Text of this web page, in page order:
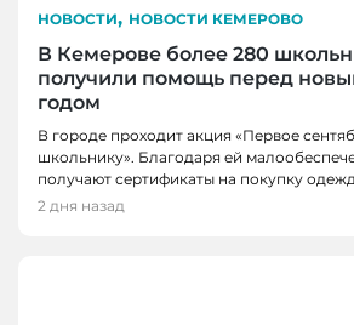
НОВОСТИ, НОВОСТИ КЕМЕРОВО
В Кемерове более 280
получили помощь перед
годом
В городе проходит акция «Первое
школьнику». Благодаря ей
получают сертификаты на покупку
2 дня назад